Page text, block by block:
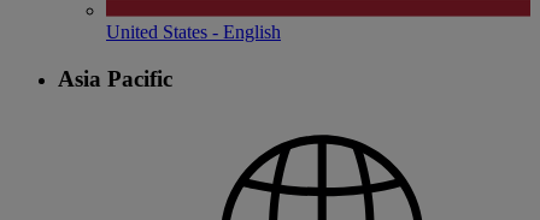
United States - English
Asia Pacific